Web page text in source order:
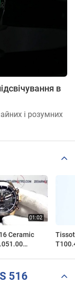
в
і розумних
Ceramic
Tissot
516